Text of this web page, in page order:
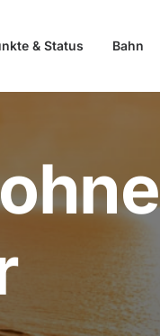
& Status Bahn